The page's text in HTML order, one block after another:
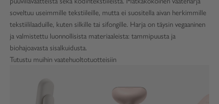
soveltuu useimmille tekstiileille, mutta ei suositella aivan herkimmille
tekstiililaaduille, kuten silkille tai sifongille. Harja on täysin vegaaninen
ja valmistettu luonnollisista materiaaleista: tammipuusta ja
biohajoavasta sisalkuidusta.
Tutustu muihin vaatehuoltotuotteisiin